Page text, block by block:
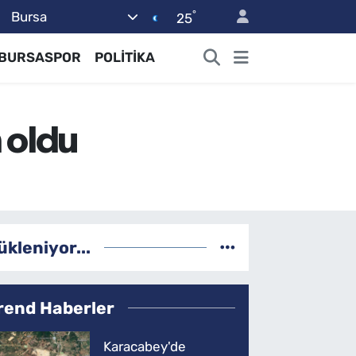
Bursa 25°
POLİTİKA
oldu
Haberler
Karacabey'de